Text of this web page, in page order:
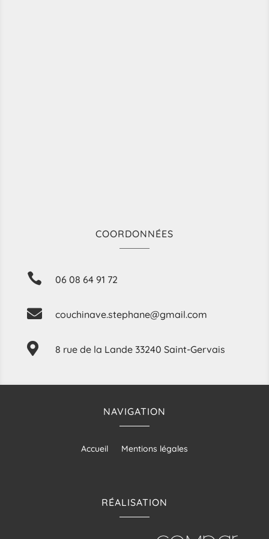
COORDONNÉES
 06 08 64 91 72
 couchinave.stephane@gmail.com
 8 rue de la Lande 33240 Saint-Gervais
NAVIGATION
Accueil Mentions légales
RÉALISATION